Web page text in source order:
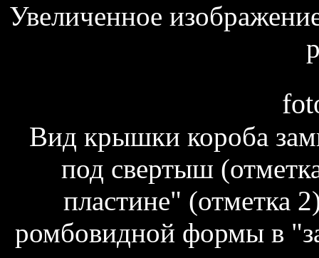
Увеличенное
Вид крышки короба
под свертыш
пластине" (отметка
ромбовидной формы в